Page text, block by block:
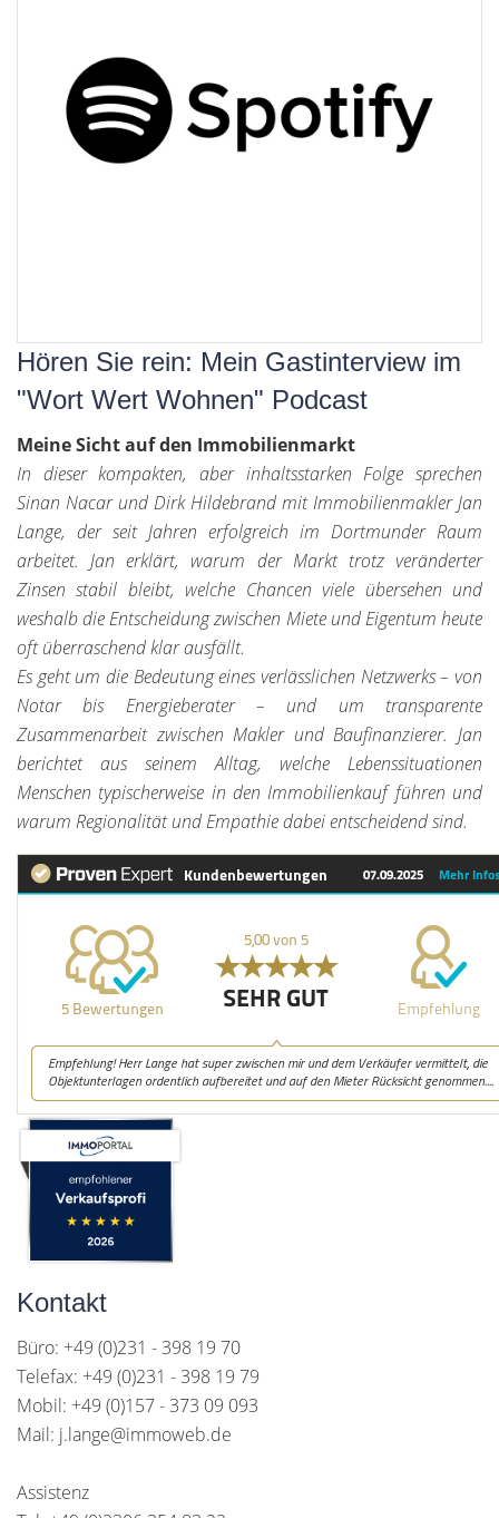
Hören Sie rein: Mein Gastinterview im
"Wort Wert Wohnen" Podcast
Meine Sicht auf den Immobilienmarkt
In dieser kompakten, aber inhaltsstarken Folge sprechen
Sinan Nacar und Dirk Hildebrand mit Immobilienmakler Jan
Lange, der seit Jahren erfolgreich im Dortmunder Raum
arbeitet. Jan erklärt, warum der Markt trotz veränderter
Zinsen stabil bleibt, welche Chancen viele übersehen und
weshalb die Entscheidung zwischen Miete und Eigentum heute
oft überraschend klar ausfällt.
Es geht um die Bedeutung eines verlässlichen Netzwerks – von
Notar bis Energieberater – und um transparente
Zusammenarbeit zwischen Makler und Baufinanzierer. Jan
berichtet aus seinem Alltag, welche Lebenssituationen
Menschen typischerweise in den Immobilienkauf führen und
warum Regionalität und Empathie dabei entscheidend sind.
Kontakt
Büro: +49 (0)231 - 398 19 70
Telefax: +49 (0)231 - 398 19 79
Mobil: +49 (0)157 - 373 09 093
Mail: j.lange@immoweb.de
Assistenz